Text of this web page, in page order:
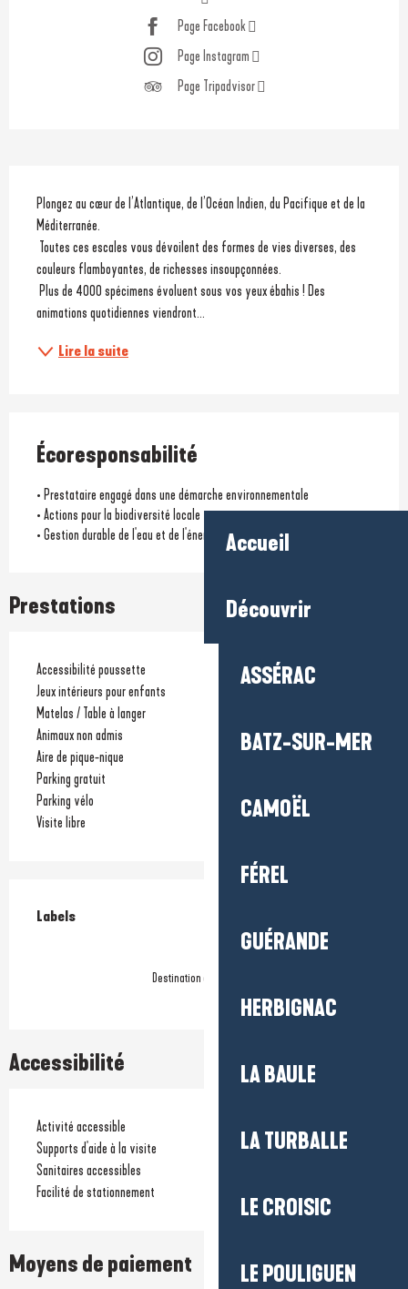
Accueil
Découvrir
ASSÉRAC
BATZ-SUR-MER
CAMOËL
FÉREL
GUÉRANDE
HERBIGNAC
LA BAULE
LA TURBALLE
LE CROISIC
LE POULIGUEN
Page Facebook
Page Instagram
Page Tripadvisor
Description
Plongez au cœur de l’Atlantique, de l’Océan Indien, du Pacifique et de la
Méditerranée.
couleurs flamboyantes, de richesses insoupçonnées.
animations quotidiennes viendront...
Lire la suite
Écoresponsabilité
• Prestataire engagé dans une démarche environnementale
• Actions pour la biodiversité locale
• Gestion durable de l'eau et de l'énergie
Prestations
Accessibilité poussette
Jeux intérieurs pour enfants
Matelas / Table à langer
Animaux non admis
Aire de pique-nique
Parking gratuit
Parking vélo
Visite libre
Offres de prestations
Labels
Labels
Destination d'Excellence
Accessibilité
Activité accessible
Supports d'aide à la visite
Sanitaires accessibles
Facilité de stationnement
Moyens de paiement